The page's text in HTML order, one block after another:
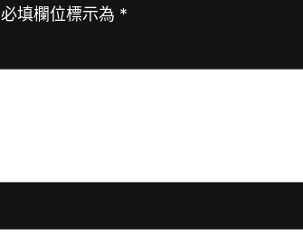
必填欄位標示為 *